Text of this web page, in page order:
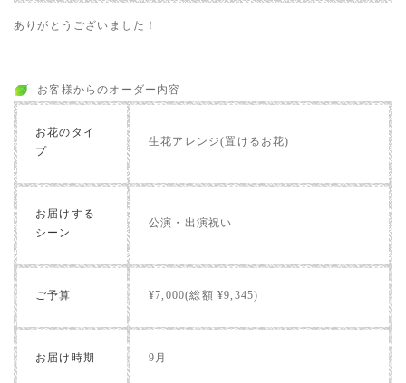
ありがとうございました！
お客様からのオーダー内容
お花のタイ
プ
生花アレンジ(置けるお花)
お届けする
シーン
公演・出演祝い
ご予算 ¥7,000(総額 ¥9,345)
お届け時期 9月